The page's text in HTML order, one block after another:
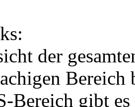
der
Bereich
Bereich gibt